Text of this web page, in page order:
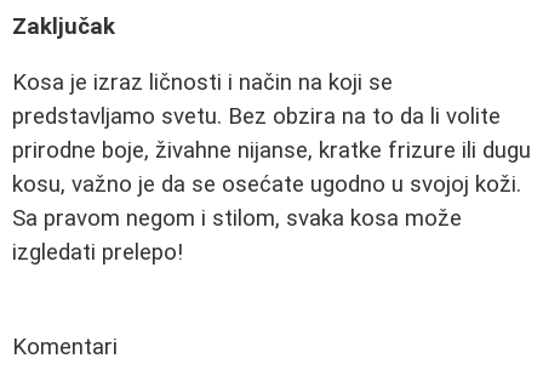
Zaključak
Kosa je izraz ličnosti i način na koji se
predstavljamo svetu. Bez obzira na to da li volite
prirodne boje, živahne nijanse, kratke frizure ili dugu
kosu, važno je da se osećate ugodno u svojoj koži.
Sa pravom negom i stilom, svaka kosa može
izgledati prelepo!
Komentari